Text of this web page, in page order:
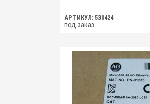
АРТИКУЛ: 530424
под заказ